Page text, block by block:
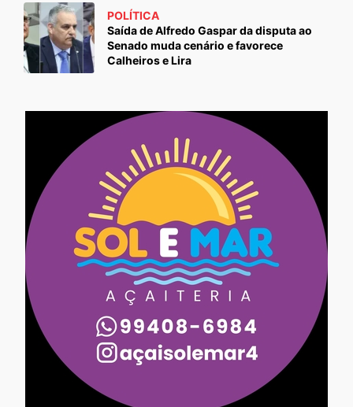
POLÍTICA
Saída de Alfredo Gaspar da disputa ao
Senado muda cenário e favorece
Calheiros e Lira